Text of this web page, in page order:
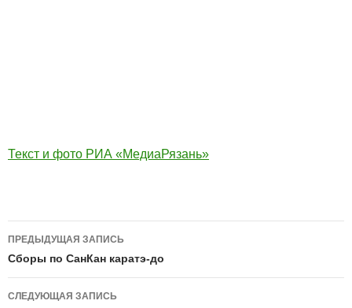
Текст и фото РИА «МедиаРязань»
Навигация
по
записям
ПРЕДЫДУЩАЯ ЗАПИСЬ
Сборы по СанКан каратэ-до
СЛЕДУЮЩАЯ ЗАПИСЬ